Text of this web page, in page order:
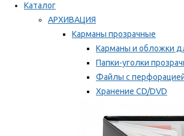
Каталог
АРХИВАЦИЯ
Карманы прозрачные
Карманы и обложки
Папки-уголки
Файлы с
Хранение CD/DVD
Мы рекомендуем